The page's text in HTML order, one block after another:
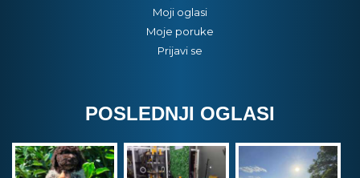
Moji oglasi
Moje poruke
Prijavi se
POSLEDNJI OGLASI